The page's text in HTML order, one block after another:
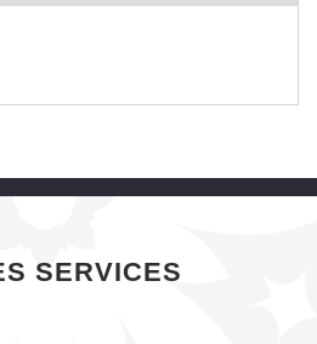
SERVICES